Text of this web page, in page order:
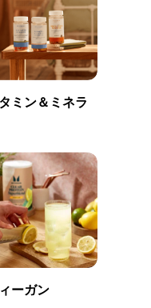
ミン＆ミネラ
ーガン